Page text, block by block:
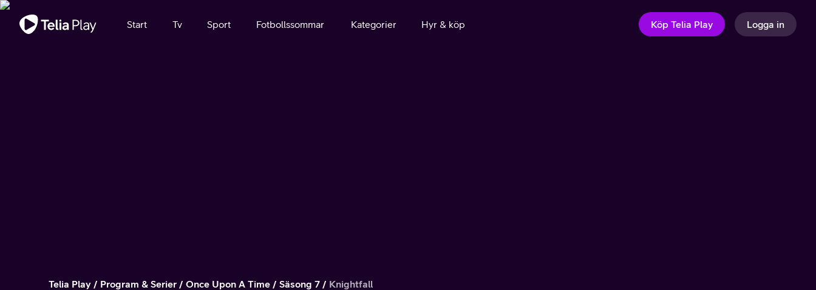
Viktigt meddelande
Start Tv Sport Fotbollssommar Kategorier Hyr & köp Köp Telia Play Logga in
Telia Play Program & Serier Once Upon A Time Säsong 7 Knightfall